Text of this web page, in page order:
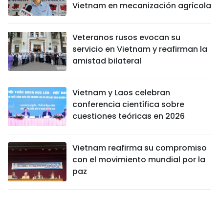
Vietnam en mecanización agrícola
Veteranos rusos evocan su
servicio en Vietnam y reafirman la
amistad bilateral
Vietnam y Laos celebran
conferencia científica sobre
cuestiones teóricas en 2026
Vietnam reafirma su compromiso
con el movimiento mundial por la
paz